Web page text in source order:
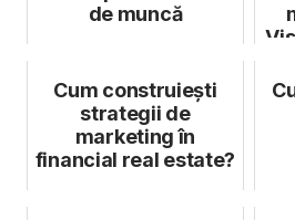
de muncă
Cum construieşti
strategii de
marketing în
financial real estate?